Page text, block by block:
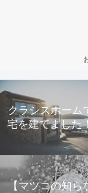
クラシスホーム
宅を建てました
婦のリアル
【マツコの知ら